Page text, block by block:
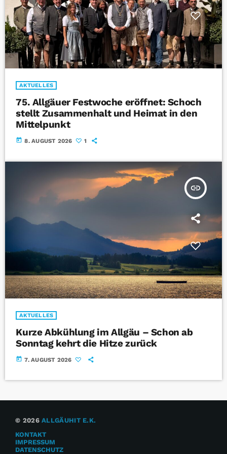
AKTUELLES
75. Allgäuer Festwoche eröffnet: Schoch
stellt Zusammenhalt und Heimat in den
Mittelpunkt
today 8. AUGUST 2026 1
insert_link
AKTUELLES
Kurze Abkühlung im Allgäu – Schon ab
Sonntag kehrt die Hitze zurück
today 7. AUGUST 2026
© 2026ALLGÄUHIT E.K.
KONTAKT
IMPRESSUM
DATENSCHUTZ